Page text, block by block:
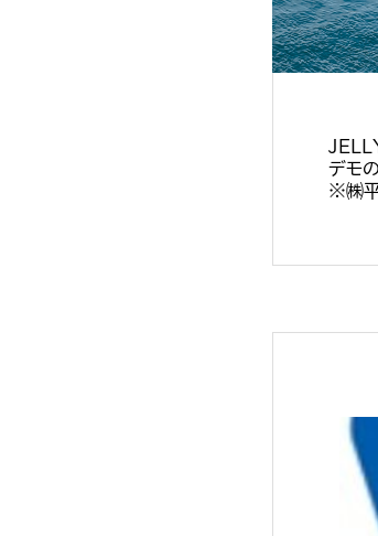
デモ
※㈱平